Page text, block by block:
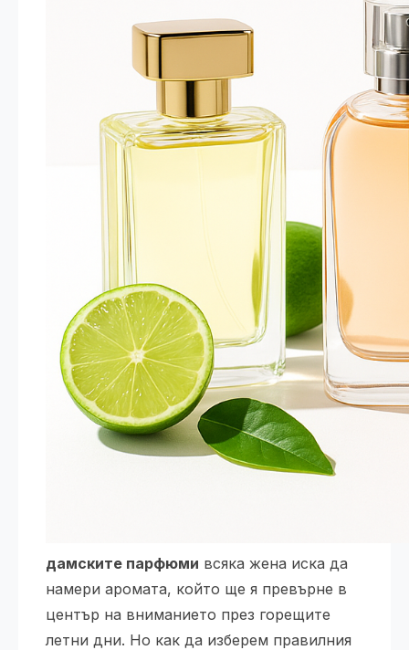
дамските парфюми всяка жена иска да
намери аромата, който ще я превърне в
център на вниманието през горещите
летни дни. Но как да изберем правилния